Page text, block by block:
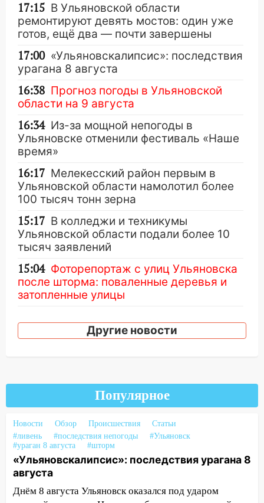
17:15 В Ульяновской области
ремонтируют девять мостов: один уже
готов, ещё два — почти завершены
17:00 «Ульяновскалипсис»: последствия
урагана 8 августа
16:38 Прогноз погоды в Ульяновской
области на 9 августа
16:34 Из-за мощной непогоды в
Ульяновске отменили фестиваль «Наше
время»
16:17 Мелекесский район первым в
Ульяновской области намолотил более
100 тысяч тонн зерна
15:17 В колледжи и техникумы
Ульяновской области подали более 10
тысяч заявлений
15:04 Фоторепортаж с улиц Ульяновска
после шторма: поваленные деревья и
затопленные улицы
Деева в Заволжье
Шторм продолжает ломать город:
светофор
14:14 Студента из Ульяновска обманули
мошенники под видом преподавателя
14:12
упавшее дерево или затопленную улицу
Другие новости
Популярное
Новости Обзор Происшествия
Статьи
#ливень
#последствия непогоды
#Ульяновск
#ураган 8 августа
#шторм
«Ульяновскалипсис»: последствия урагана 8
августа
Днём 8 августа Ульяновск оказался под ударом